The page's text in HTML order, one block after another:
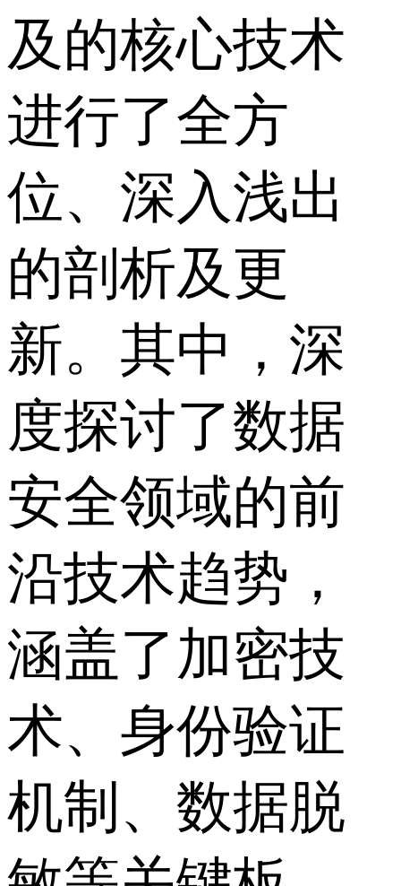
及的核心技术
进行了全方
位、深入浅出
的剖析及更
新。其中，深
度探讨了数据
安全领域的前
沿技术趋势，
涵盖了加密技
术、身份验证
机制、数据脱